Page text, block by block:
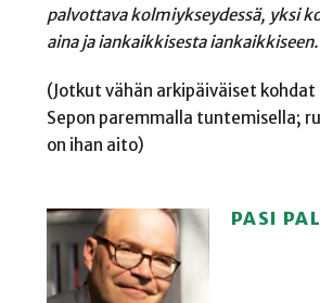
palvottava kolmiykseydessä, yksi
aina ja iankaikkisesta
(Jotkut vähän arkipäiväiset
Sepon paremmalla tuntemisella;
on ihan aito)
PASI